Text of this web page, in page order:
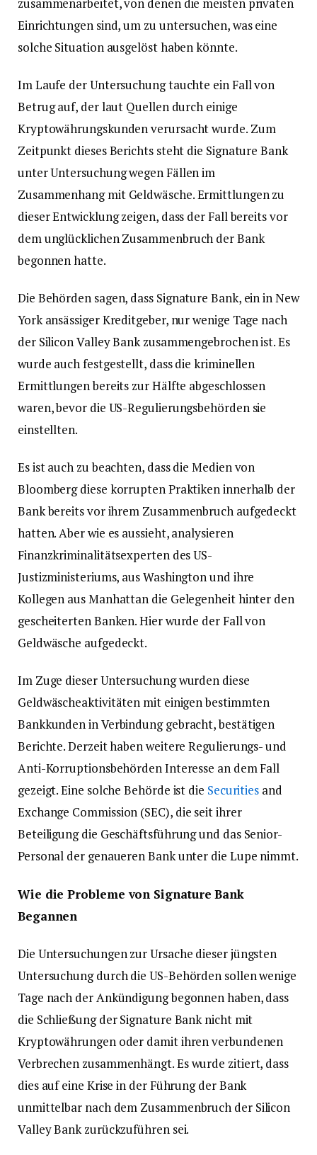
zusammenarbeitet, von denen die meisten privaten
Einrichtungen sind, um zu untersuchen, was eine
solche Situation ausgelöst haben könnte.
Im Laufe der Untersuchung tauchte ein Fall von
Betrug auf, der laut Quellen durch einige
Kryptowährungskunden verursacht wurde. Zum
Zeitpunkt dieses Berichts steht die Signature Bank
unter Untersuchung wegen Fällen im
Zusammenhang mit Geldwäsche. Ermittlungen zu
dieser Entwicklung zeigen, dass der Fall bereits vor
dem unglücklichen Zusammenbruch der Bank
begonnen hatte.
Die Behörden sagen, dass Signature Bank, ein in New
York ansässiger Kreditgeber, nur wenige Tage nach
der Silicon Valley Bank zusammengebrochen ist. Es
wurde auch festgestellt, dass die kriminellen
Ermittlungen bereits zur Hälfte abgeschlossen
waren, bevor die US-Regulierungsbehörden sie
einstellten.
Es ist auch zu beachten, dass die Medien von
Bloomberg diese korrupten Praktiken innerhalb der
Bank bereits vor ihrem Zusammenbruch aufgedeckt
hatten. Aber wie es aussieht, analysieren
Finanzkriminalitätsexperten des US-
Justizministeriums, aus Washington und ihre
Kollegen aus Manhattan die Gelegenheit hinter den
gescheiterten Banken. Hier wurde der Fall von
Geldwäsche aufgedeckt.
Im Zuge dieser Untersuchung wurden diese
Geldwäscheaktivitäten mit einigen bestimmten
Bankkunden in Verbindung gebracht, bestätigen
Berichte. Derzeit haben weitere Regulierungs- und
Anti-Korruptionsbehörden Interesse an dem Fall
gezeigt. Eine solche Behörde ist die Securities and
Exchange Commission (SEC), die seit ihrer
Beteiligung die Geschäftsführung und das Senior-
Personal der genaueren Bank unter die Lupe nimmt.
Wie die Probleme von Signature Bank
Begannen
Die Untersuchungen zur Ursache dieser jüngsten
Untersuchung durch die US-Behörden sollen wenige
Tage nach der Ankündigung begonnen haben, dass
die Schließung der Signature Bank nicht mit
Kryptowährungen oder damit ihren verbundenen
Verbrechen zusammenhängt. Es wurde zitiert, dass
dies auf eine Krise in der Führung der Bank
unmittelbar nach dem Zusammenbruch der Silicon
Valley Bank zurückzuführen sei.